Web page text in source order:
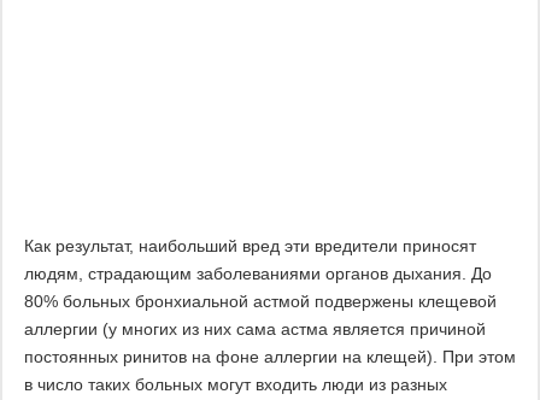
Как результат, наибольший вред эти вредители приносят
людям, страдающим заболеваниями органов дыхания. До
80% больных бронхиальной астмой подвержены клещевой
аллергии (у многих из них сама астма является причиной
постоянных ринитов на фоне аллергии на клещей). При этом
в число таких больных могут входить люди из разных